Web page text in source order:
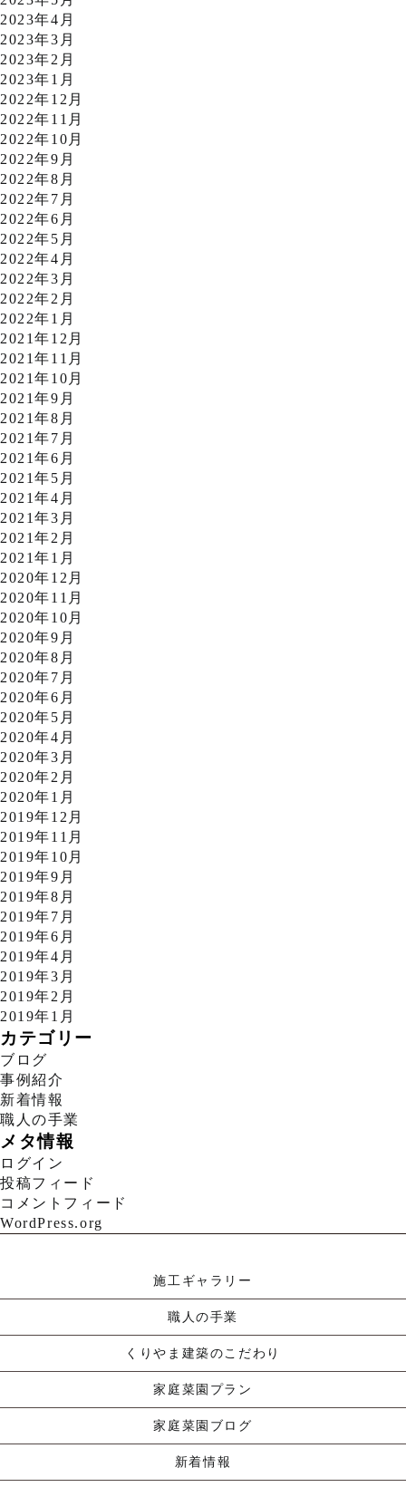
2023年4月
2023年3月
2023年2月
2023年1月
2022年12月
2022年11月
2022年10月
2022年9月
2022年8月
2022年7月
2022年6月
2022年5月
2022年4月
2022年3月
2022年2月
2022年1月
2021年12月
2021年11月
2021年10月
2021年9月
2021年8月
2021年7月
2021年6月
2021年5月
2021年4月
2021年3月
2021年2月
2021年1月
2020年12月
2020年11月
2020年10月
2020年9月
2020年8月
2020年7月
2020年6月
2020年5月
2020年4月
2020年3月
2020年2月
2020年1月
2019年12月
2019年11月
2019年10月
2019年9月
2019年8月
2019年7月
2019年6月
2019年4月
2019年3月
2019年2月
2019年1月
カテゴリー
ブログ
事例紹介
新着情報
職人の手業
メタ情報
ログイン
投稿フィード
コメントフィード
WordPress.org
施工ギャラリー
職人の手業
くりやま建築のこだわり
家庭菜園プラン
家庭菜園ブログ
新着情報